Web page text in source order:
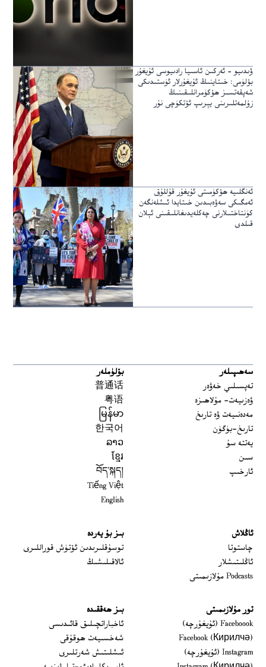
ۋىدىيو – ئەركىن ئاسىيا رادىيوسى ئۇيغۇر
بۆلۈمى: خىتاينىڭ ئۇيغۇرلار ئۈستىدىكى
شەپقەتسىز ھۆكۈمرانلىقىنىڭ
زۇلمەتلىرىنى يېرىپ ئۆتكۈچى نۇر
ئەنگلىيە ھۆكۈمىتى ئۇيغۇر قۇللۇق
ئەمگىكى سەۋەبىدىن خىتايدا ئىشلەنگەن
كۈنتاختىلارنى چەكلەيدىغانلىقىنى ئېلان
قىلدى
سەھىپىلەر
تەپسىلىي خەۋەر
ۋەزىيەت- مۇلاھىزە
مەدەنىيەت ۋە تارىخ
تارىخ-بۈگۈن
يەتتە سۇ
سىن
ئارخىپ
بۆلۈملەر
普通话
粤语
မြန်မာ
한국어
ລາວ
ខ្មែរ
བོད་སྐད།
Tiếng Việt
English
ئاڭلاش
چاستوتا
ئاڭلىتىشلار
Podcasts مۇلازىمىتى
بىز بۇ يەردە
توسۇقلىرىدىن ئۆتۈش قوراللىرى
ئالاقىلىشىڭ
تور مۇلازىمىتى
Faceboook (ئۇيغۇرچە)
Opens in new window
Facebook (Кирилчә)
Opens in new window
Instagram (ئۇيغۇرچە)
Opens in new window
بىز ھەققىدە
ئاخباراتچىلىق قائىدىسى
شەخسىيەت ھوقۇقى
ئىشلىتىش شەرتلىرى